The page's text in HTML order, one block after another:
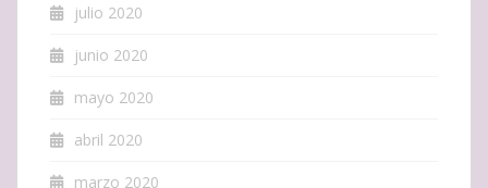
julio 2020
junio 2020
mayo 2020
abril 2020
marzo 2020